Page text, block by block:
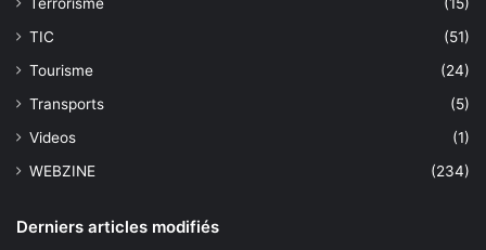
TIC
(51)
Tourisme
(24)
Transports
(5)
Videos
(1)
WEBZINE
(234)
Derniers articles modifiés